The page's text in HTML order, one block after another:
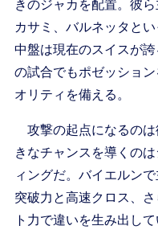
きのジャカを配置。彼
カサミ、バルネッタと
中盤は現在のスイスが
の試合でもポゼッショ
オリティを備える。
攻撃の起点になるのは
きなチャンスを導くの
ィングだ。バイエルン
突破力と高速クロス、
ト力で違いを生み出し